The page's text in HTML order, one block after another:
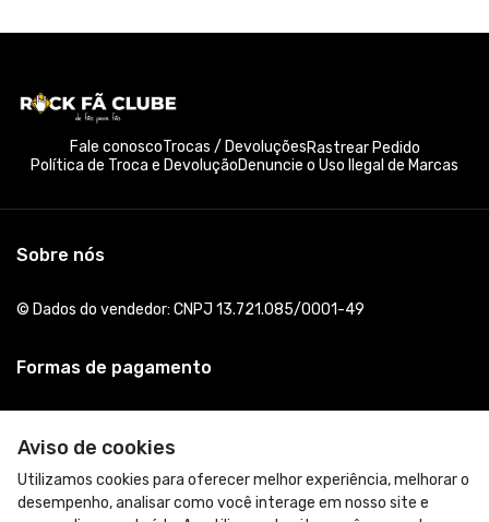
Aviso de cookies
Utilizamos cookies para oferecer melhor experiência, melhorar o
desempenho, analisar como você interage em nosso site e
Fale conoscoTrocas / DevoluçõesRastrear Pedido
Política de Troca e DevoluçãoDenuncie o Uso Ilegal de Marcas
Sobre nós
© Dados do vendedor: CNPJ 13.721.085/0001-49
Formas de pagamento